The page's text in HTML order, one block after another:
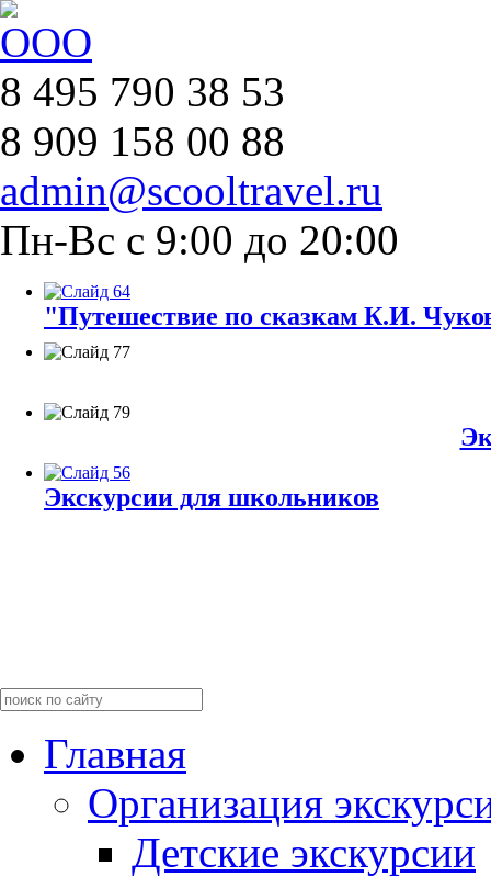
8 495 790 38 53
8 909 158 00 88
admin@scooltravel.ru
Пн-Вс с 9:00 до 20:00
"Путешествие по сказкам К.И.
Экскурсии для школьников
Главная
Организация
Детские экскурсии